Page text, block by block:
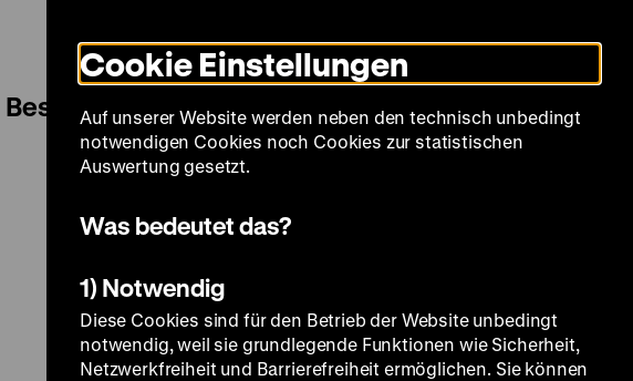
Modus
umschalten
Sprache
Besuch Spielplan Filmreihen Über uns
Cookie Einstellungen
Auf unserer Website werden neben den technisch unbedingt
notwendigen Cookies noch Cookies zur statistischen
Auswertung gesetzt.
Was bedeutet das?
1) Notwendig
Diese Cookies sind für den Betrieb der Website unbedingt
notwendig, weil sie grundlegende Funktionen wie Sicherheit,
Netzwerkfreiheit und Barrierefreiheit ermöglichen. Sie können